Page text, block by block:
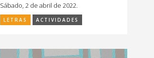
Sábado, 2 de abril de 2022.
LETRAS ACTIVIDADES